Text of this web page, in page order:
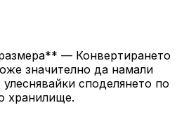
— Конвертирането
значително да намали
споделянето по
хранилище.